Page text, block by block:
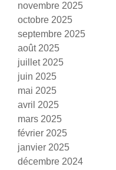
novembre 2025
octobre 2025
septembre 2025
août 2025
juillet 2025
juin 2025
mai 2025
avril 2025
mars 2025
février 2025
janvier 2025
décembre 2024